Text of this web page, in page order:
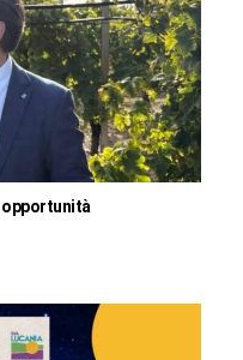
opportunità